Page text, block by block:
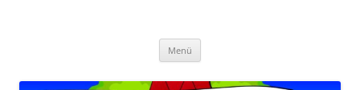
Menü